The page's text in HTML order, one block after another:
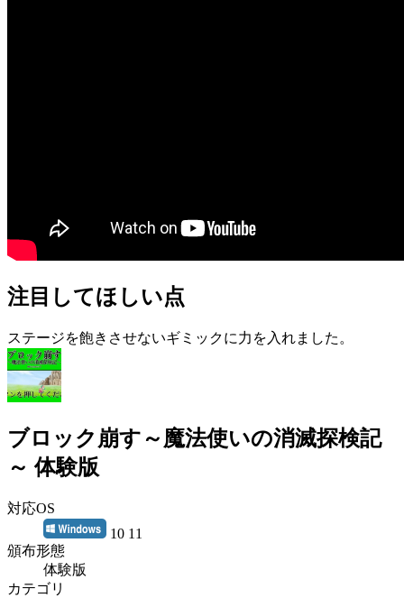
注目してほしい点
ステージを飽きさせないギミックに力を入れました。
ブロック崩す～魔法使いの消滅探検記
～ 体験版
対応OS
10 11
頒布形態
体験版
カテゴリ